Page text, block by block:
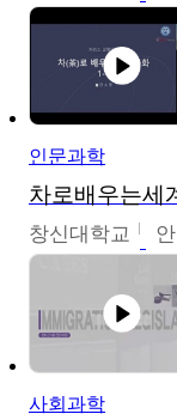
인문과학
창신대학교
사회과학